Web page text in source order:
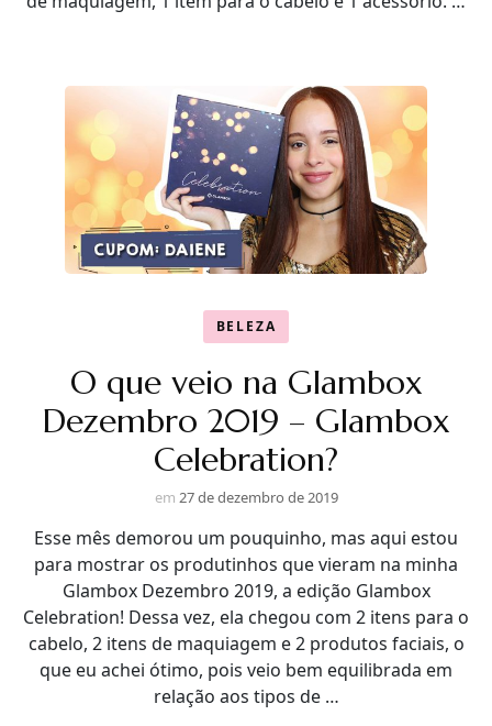
BELEZA
O que veio na Glambox
Dezembro 2019 – Glambox
Celebration?
em 27 de dezembro de 2019
Esse mês demorou um pouquinho, mas aqui estou
para mostrar os produtinhos que vieram na minha
Glambox Dezembro 2019, a edição Glambox
Celebration! Dessa vez, ela chegou com 2 itens para o
cabelo, 2 itens de maquiagem e 2 produtos faciais, o
que eu achei ótimo, pois veio bem equilibrada em
relação aos tipos de …